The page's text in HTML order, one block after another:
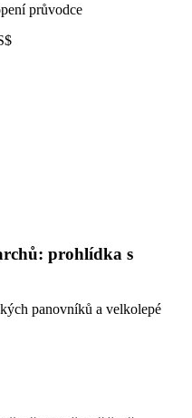
průvodce
prohlídka s
panovníků a velkolepé